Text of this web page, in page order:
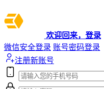
欢迎回来，登录
微信安全登录 账号密码登录
注册新账号